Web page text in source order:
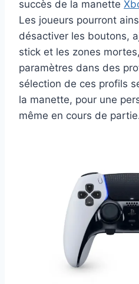
succès de la manette
Les joueurs pourront
désactiver les boutons,
stick et les zones
paramètres dans des
sélection de ces profils
la manette, pour une
même en cours de